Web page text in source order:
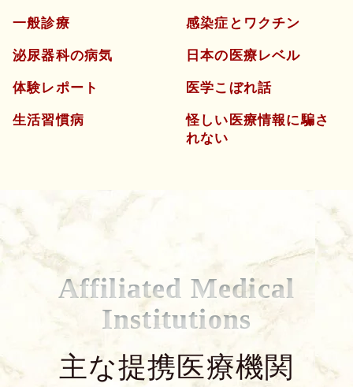
一般診療
泌尿器科の病気
体験レポート
生活習慣病
感染症とワクチン
日本の医療レベル
医学こぼれ話
怪しい医療情報に騙さ
れない
Affiliated Medical
Institutions
主な提携医療機関